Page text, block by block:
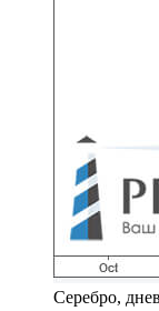
Серебро,